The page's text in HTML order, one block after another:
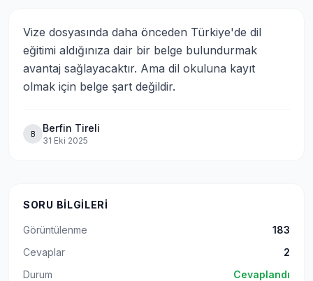
Vize dosyasında daha önceden Türkiye'de dil
eğitimi aldığınıza dair bir belge bulundurmak
avantaj sağlayacaktır. Ama dil okuluna kayıt
olmak için belge şart değildir.
B Berfin Tireli
31 Eki 2025
SORU BILGILERI
Görüntülenme
183
Cevaplar
2
Durum
Cevaplandı